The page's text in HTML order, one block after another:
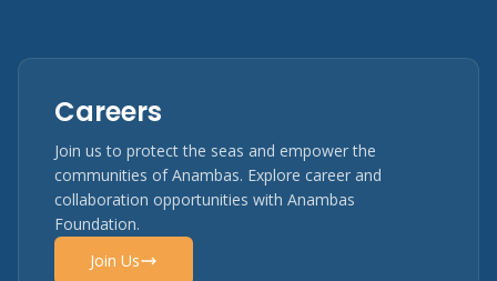
Careers
Join us to protect the seas and empower the
communities of Anambas. Explore career and
collaboration opportunities with Anambas
Foundation.
Join Us